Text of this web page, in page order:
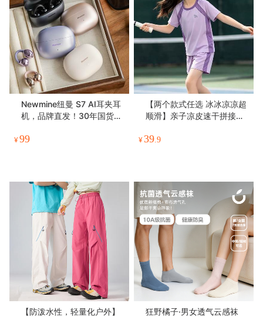
Newmine纽曼 S7 AI耳夹耳
机，品牌直发！30年国货品
不入耳，摇晃不掉，可扫码
¥99
【两个款式任选 冰冰凉凉超
顺滑】亲子凉皮速干拼接运
肤防晒速干 镂空设计舒适透
¥39 .9
【防泼水性，轻量化户外】
狂野橘子·男女透气云感袜